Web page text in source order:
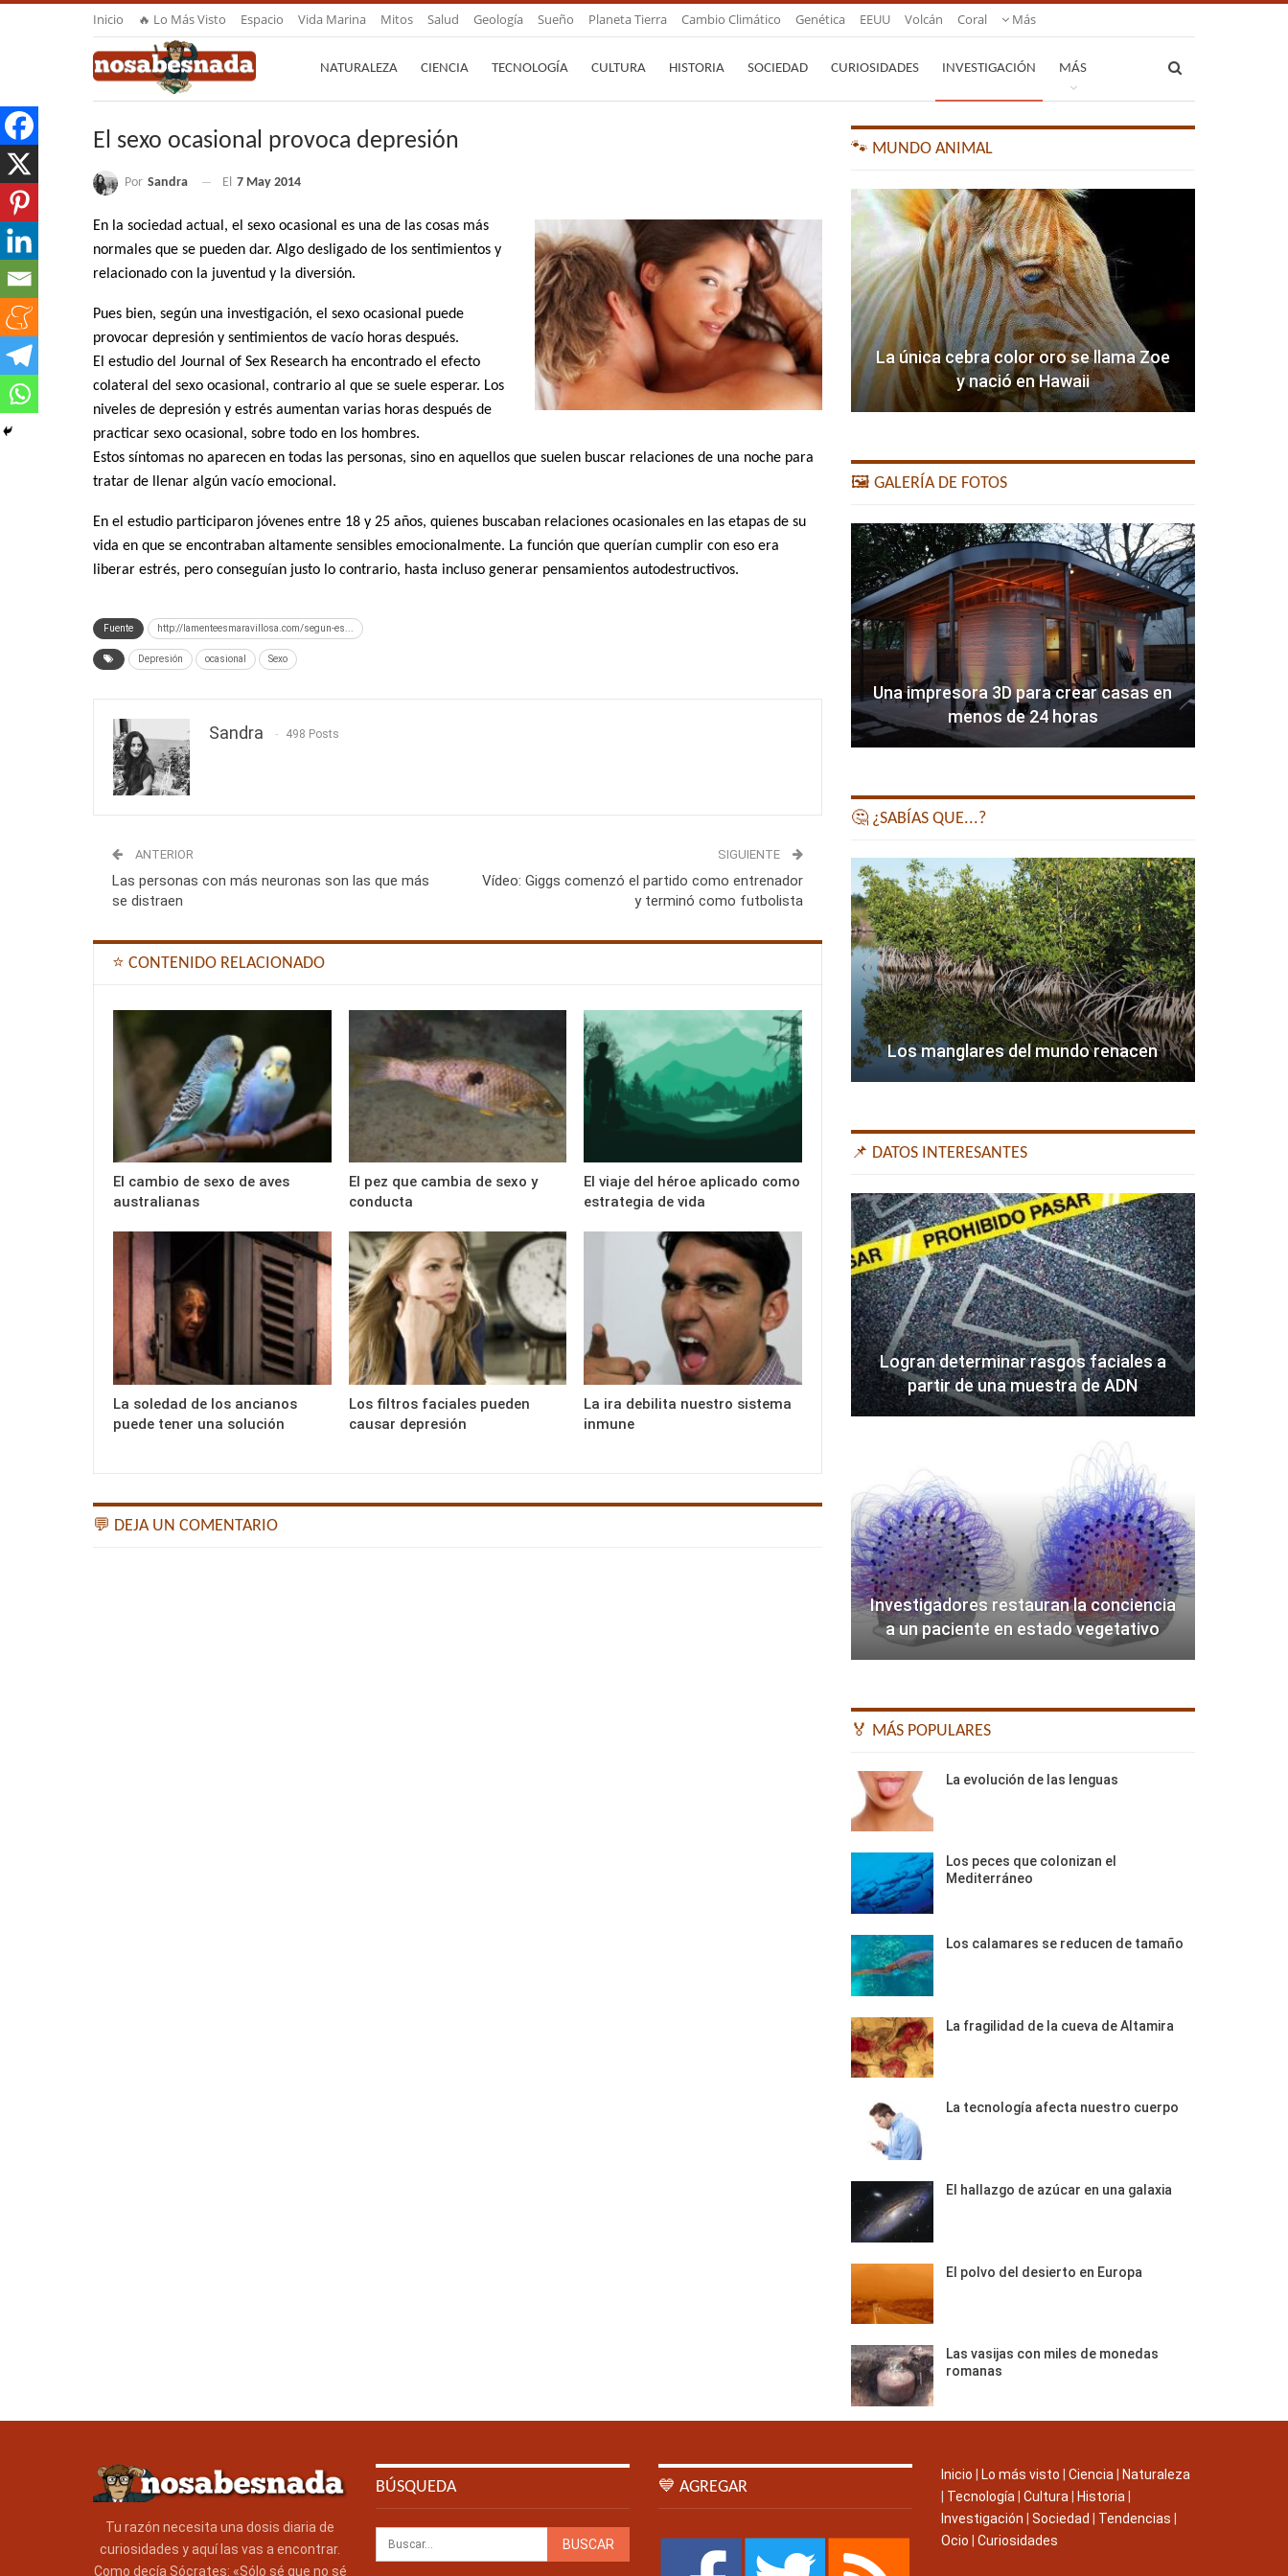
Inicio 🔥 Lo Más Visto Espacio Vida Marina Mitos Salud Geología Sueño Planeta Tierra Cambio Climático Genética EEUU Volcán Coral Más
NATURALEZA CIENCIA TECNOLOGÍA CULTURA HISTORIA SOCIEDAD CURIOSIDADES INVESTIGACIÓN MÁS
El sexo ocasional provoca depresión
Por Sandra El 7 May 2014
En la sociedad actual, el sexo ocasional es una de las cosas más
normales que se pueden dar. Algo desligado de los sentimientos y
relacionado con la juventud y la diversión.
Pues bien, según una investigación, el sexo ocasional puede
provocar depresión y sentimientos de vacío horas después.
El estudio del Journal of Sex Research ha encontrado el efecto
colateral del sexo ocasional, contrario al que se suele esperar. Los
niveles de depresión y estrés aumentan varias horas después de
practicar sexo ocasional, sobre todo en los hombres.
Estos síntomas no aparecen en todas las personas, sino en aquellos que suelen buscar relaciones de una noche para
tratar de llenar algún vacío emocional.
En el estudio participaron jóvenes entre 18 y 25 años, quienes buscaban relaciones ocasionales en las etapas de su
vida en que se encontraban altamente sensibles emocionalmente. La función que querían cumplir con eso era
liberar estrés, pero conseguían justo lo contrario, hasta incluso generar pensamientos autodestructivos.
Fuente http://lamenteesmaravillosa.com/segun-es...
Depresión ocasional Sexo
Sandra 498 Posts
ANTERIOR
Las personas con más neuronas son las que más
se distraen
SIGUIENTE
Vídeo: Giggs comenzó el partido como entrenador
y terminó como futbolista
⭐ CONTENIDO RELACIONADO
El cambio de sexo de aves
australianas
El pez que cambia de sexo y
conducta
El viaje del héroe aplicado como
estrategia de vida
La soledad de los ancianos
puede tener una solución
Los filtros faciales pueden
causar depresión
La ira debilita nuestro sistema
inmune
💬 DEJA UN COMENTARIO
🐾 MUNDO ANIMAL
La única cebra color oro se llama Zoe
y nació en Hawaii
🖼️ GALERÍA DE FOTOS
Una impresora 3D para crear casas en
menos de 24 horas
🤔 ¿SABÍAS QUE...?
Los manglares del mundo renacen
📌 DATOS INTERESANTES
Logran determinar rasgos faciales a
partir de una muestra de ADN
Investigadores restauran la conciencia
a un paciente en estado vegetativo
🏅 MÁS POPULARES
La evolución de las lenguas
Los peces que colonizan el
Mediterráneo
Los calamares se reducen de tamaño
La fragilidad de la cueva de Altamira
La tecnología afecta nuestro cuerpo
El hallazgo de azúcar en una galaxia
El polvo del desierto en Europa
Las vasijas con miles de monedas
romanas
Tu razón necesita una dosis diaria de
curiosidades y aquí las vas a encontrar.
Como decía Sócrates: «Sólo sé que no sé
BÚSQUEDA 💙 AGREGAR
Inicio Lo más visto Ciencia
Naturaleza
Tecnología Cultura Historia
Investigación
Sociedad Tendencias
Ocio
Curiosidades